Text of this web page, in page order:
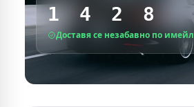
1 4 2 8
Доставя се незабавно по имейл